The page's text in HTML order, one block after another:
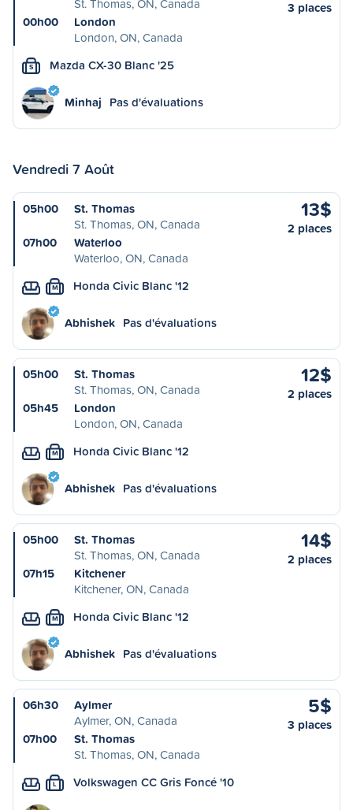
St. Thomas, ON, Canada
00h00
London
London, ON, Canada
3 places
S Mazda CX-30 Blanc '25
Minhaj Pas d'évaluations
Vendredi 7 Août
05h00
St. Thomas
St. Thomas, ON, Canada
07h00
Waterloo
Waterloo, ON, Canada
13$
2 places
M Honda Civic Blanc '12
Abhishek Pas d'évaluations
05h00
St. Thomas
St. Thomas, ON, Canada
05h45
London
London, ON, Canada
12$
2 places
M Honda Civic Blanc '12
Abhishek Pas d'évaluations
05h00
St. Thomas
St. Thomas, ON, Canada
07h15
Kitchener
Kitchener, ON, Canada
14$
2 places
M Honda Civic Blanc '12
Abhishek Pas d'évaluations
06h30
Aylmer
Aylmer, ON, Canada
07h00
St. Thomas
St. Thomas, ON, Canada
5$
3 places
L Volkswagen CC Gris Foncé '10